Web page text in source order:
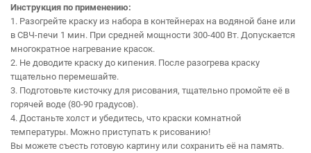
Инструкция по применению:
1. Разогрейте краску из набора в контейнерах на водяной бане или
в СВЧ-печи 1 мин. При средней мощности 300-400 Вт. Допускается
многократное нагревание красок.
2. Не доводите краску до кипения. После разогрева краску
тщательно перемешайте.
3. Подготовьте кисточку для рисования, тщательно промойте её в
горячей воде (80-90 градусов).
4. Достаньте холст и убедитесь, что краски комнатной
температуры. Можно приступать к рисованию!
Вы можете съесть готовую картину или сохранить её на память.